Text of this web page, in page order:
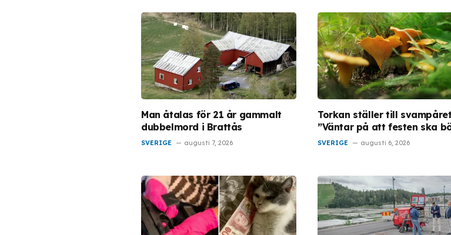
Man åtalas för 21 år gammalt
dubbelmord i Brattås
SVERIGE augusti 7, 2026
Torkan ställer till
”Väntar på att festen ska
SVERIGE augusti 6, 2026